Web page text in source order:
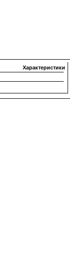
Характеристики